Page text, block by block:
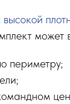
высокой
может
периметру;